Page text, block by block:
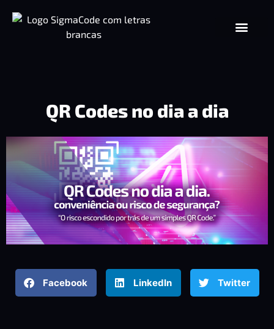
QR Codes no dia a dia
Facebook LinkedIn Twitter